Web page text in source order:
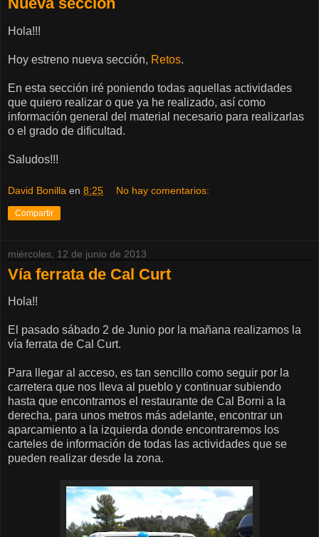
Hola!!!
Hoy estreno nueva sección, Retos.
En esta sección iré poniendo todas aquellas actividades
que quiero realizar o que ya he realizado, así como
información general del material necesario para realizarlas
o el grado de dificultad.
Saludos!!!
David Bonilla en 8:25 No hay comentarios:
Compartir
miércoles, 12 de junio de 2013
Vía ferrata de Cal Curt
Hola!!
El pasado sábado 2 de Junio por la mañana realizamos la
vía ferrata de Cal Curt.
Para llegar al acceso, es tan sencillo como seguir por la
carretera que nos lleva al pueblo y continuar subiendo
hasta que encontramos el restaurante de Cal Borni a la
derecha, para unos metros más adelante, encontrar un
aparcamiento a la izquierda donde encontraremos los
carteles de información de todas las actividades que se
pueden realizar desde la zona.